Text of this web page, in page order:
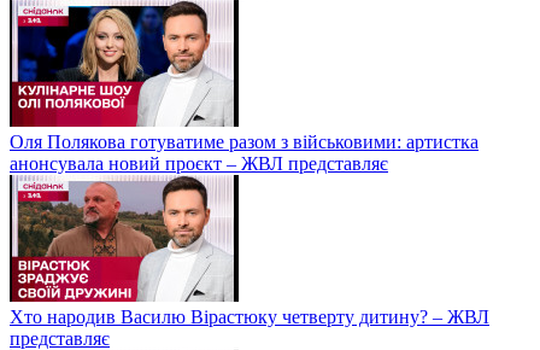
Оля Полякова готуватиме разом з військовими: артистка
анонсувала новий проєкт – ЖВЛ представляє
Хто народив Василю Вірастюку четверту дитину? – ЖВЛ
представляє